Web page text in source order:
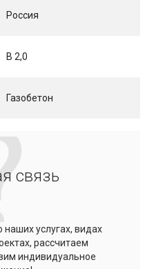
Россия
B 2,0
Газобетон
связь
услугах, видах
рассчитаем
индивидуальное